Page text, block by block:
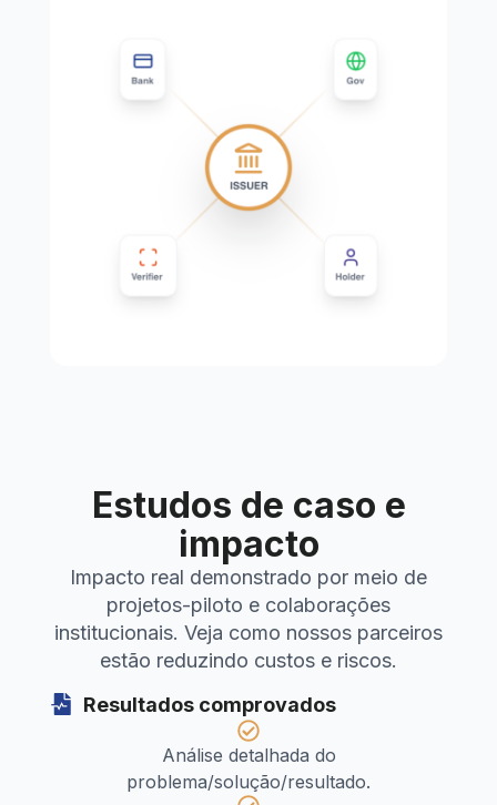
Estudos de caso e
impacto
Impacto real demonstrado por meio de
projetos-piloto e colaborações
institucionais. Veja como nossos parceiros
estão reduzindo custos e riscos.
Resultados comprovados
Análise detalhada do
problema/solução/resultado.